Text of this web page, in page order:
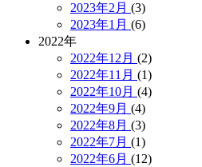
2023年2月 (3)
2023年1月 (6)
2022年
2022年12月 (2)
2022年11月 (1)
2022年10月 (4)
2022年9月 (4)
2022年8月 (3)
2022年7月 (1)
2022年6月 (12)